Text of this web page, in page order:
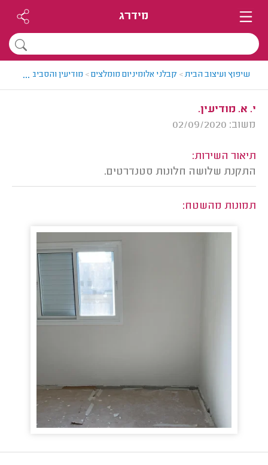
מידרג
שיפוץ ועיצוב הבית> קבלני אלומיניום מומלצים> מודיעין והסביבה >
...
י. א. מודיעין.
משוב: 02/09/2020
תיאור השירות:
התקנת שלושה חלונות סטנדרטים.
תמונות מהשטח: